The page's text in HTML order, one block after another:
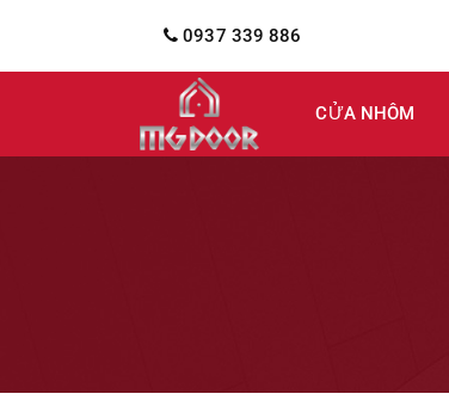
0937 339 886
CỬA NHÔM